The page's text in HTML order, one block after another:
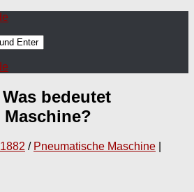
bedeutet
Maschine?
/ Pneumatische Maschine